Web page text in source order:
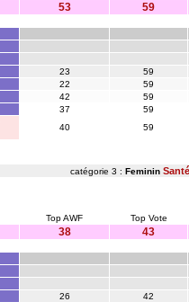
53 59
23
59
22
59
42
59
37 59
40 59
catégorie 3 : Feminin Santé
Top AWF
Top Vote
38 43
26
42